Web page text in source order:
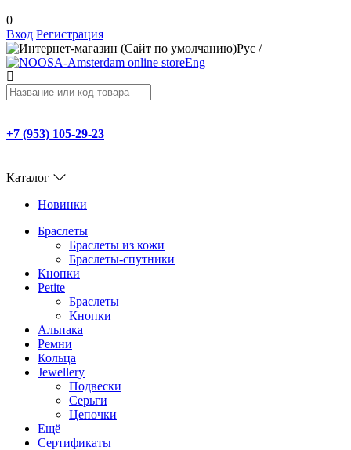
0
Вход Регистрация
Рус /
Eng
+7 (953) 105-29-23
Каталог
Новинки
Браслеты
Браслеты из кожи
Браслеты-спутники
Кнопки
Petite
Браслеты
Кнопки
Альпака
Ремни
Кольца
Jewellery
Подвески
Серьги
Цепочки
Ещё
Сертификаты